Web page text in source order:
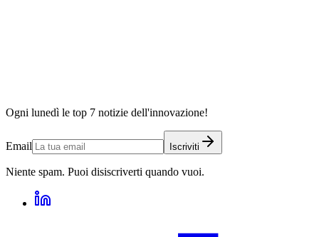
Ogni lunedì le top 7 notizie dell'innovazione!
Email Iscriviti
Niente spam. Puoi disiscriverti quando vuoi.